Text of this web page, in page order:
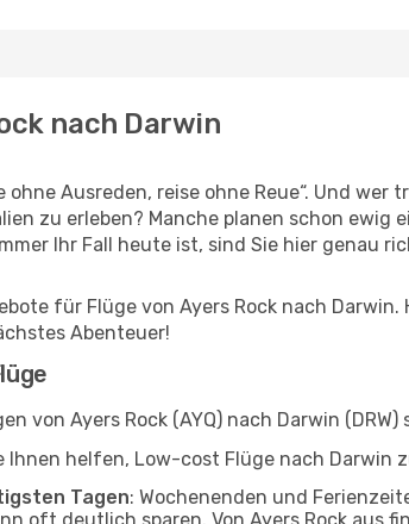
nach Darwin
ohne Ausreden, reise ohne Reue“. Und
zu erleben? Manche planen schon ewig
Ihr Fall heute ist, sind Sie hier genau
für Flüge von Ayers Rock nach
Abenteuer!
von Ayers Rock (AYQ) nach Darwin
Ihnen helfen, Low-cost Flüge nach Darwin
Tagen: Wochenenden und